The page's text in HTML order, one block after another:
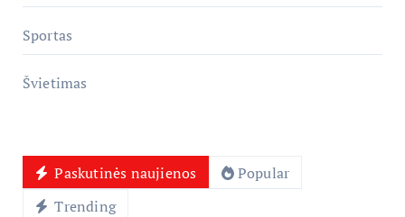
Sportas
Švietimas
Paskutinės naujienos
Popular
Trending